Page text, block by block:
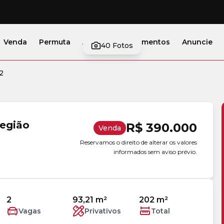
Venda Permuta Alugar Lançamentos Anuncie
40 Fotos
Venda R$ 390.000
Reservamos o direito de alterar os valores
informados sem aviso prévio.
2
Vagas
93,21 m²
Privativos
202 m²
Total